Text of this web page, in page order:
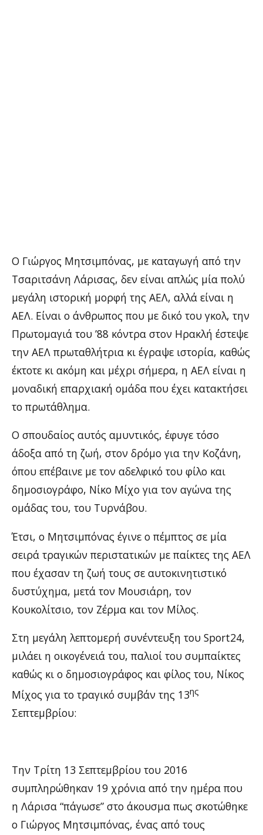
Ο Γιώργος Μητσιμπόνας, με καταγωγή από την
Τσαριτσάνη Λάρισας, δεν είναι απλώς μία πολύ
μεγάλη ιστορική μορφή της ΑΕΛ, αλλά είναι η
ΑΕΛ. Είναι ο άνθρωπος που με δικό του γκολ, την
Πρωτομαγιά του ’88 κόντρα στον Ηρακλή έστεψε
την ΑΕΛ πρωταθλήτρια κι έγραψε ιστορία, καθώς
έκτοτε κι ακόμη και μέχρι σήμερα, η ΑΕΛ είναι η
μοναδική επαρχιακή ομάδα που έχει κατακτήσει
το πρωτάθλημα.
Ο σπουδαίος αυτός αμυντικός, έφυγε τόσο
άδοξα από τη ζωή, στον δρόμο για την Κοζάνη,
όπου επέβαινε με τον αδελφικό του φίλο και
δημοσιογράφο, Νίκο Μίχο για τον αγώνα της
ομάδας του, του Τυρνάβου.
Έτσι, ο Μητσιμπόνας έγινε ο πέμπτος σε μία
σειρά τραγικών περιστατικών με παίκτες της ΑΕΛ
που έχασαν τη ζωή τους σε αυτοκινητιστικό
δυστύχημα, μετά τον Μουσιάρη, τον
Κουκολίτσιο, τον Ζέρμα και τον Μίλος.
Στη μεγάλη λεπτομερή συνέντευξη του Sport24,
μιλάει η οικογένειά του, παλιοί του συμπαίκτες
καθώς κι ο δημοσιογράφος και φίλος του, Νίκος
Μίχος για το τραγικό συμβάν της 13ης
Σεπτεμβρίου:
Την Τρίτη 13 Σεπτεμβρίου του 2016
συμπληρώθηκαν 19 χρόνια από την ημέρα που
η Λάρισα “πάγωσε” στο άκουσμα πως σκοτώθηκε
ο Γιώργος Μητσιμπόνας, ένας από τους